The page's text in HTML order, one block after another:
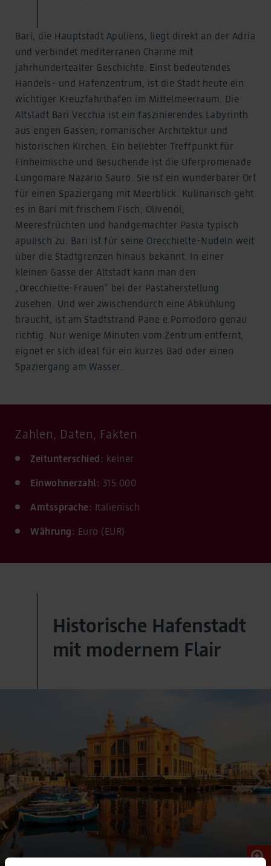
Bari, die Hauptstadt Apuliens, liegt direkt an der Adria
und verbindet mediterranen Charme mit
jahrhundertealter Geschichte. Einst bedeutendes
Handels- und Hafenzentrum, ist die Stadt heute ein
wichtiger Kreuzfahrthafen im Mittelmeerraum. Die
Altstadt Bari Vecchia ist ein faszinierendes Labyrinth
aus engen Gassen, romanischer Architektur und
historischen Kirchen. Ein beliebter Treffpunkt für
Einheimische und Besuchende ist die Uferpromenade
Lungomare Nazario Sauro. Sie ist ein wunderbarer Ort
für einen Spaziergang mit Meerblick. Kulinarisch geht
es in Bari mit frischem Fisch, Olivenöl,
Meeresfrüchten und handgemachter Pasta typisch
apulisch zu. Bari ist für seine Orecchiette-Nudeln weit
über die Stadtgrenzen hinaus bekannt. In einer
kleinen Gasse der Altstadt kann man den
„Orecchiette-Frauen“ bei der Pastaherstellung
zusehen. Und wer zwischendurch eine Abkühlung
braucht, ist am Stadtstrand Pane e Pomodoro genau
richtig. Nur wenige Minuten vom Zentrum entfernt,
eignet er sich ideal für ein kurzes Bad oder einen
Spaziergang am Wasser.
Zahlen, Daten, Fakten
Zeitunterschied: keiner
Einwohnerzahl: 315.000
Amtssprache: Italienisch
Währung: Euro (EUR)
Historische Hafenstadt
mit modernem Flair